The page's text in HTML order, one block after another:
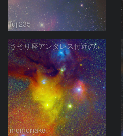
fuji235
さそり座アンタレス付近の散光星雲 240705
momonako